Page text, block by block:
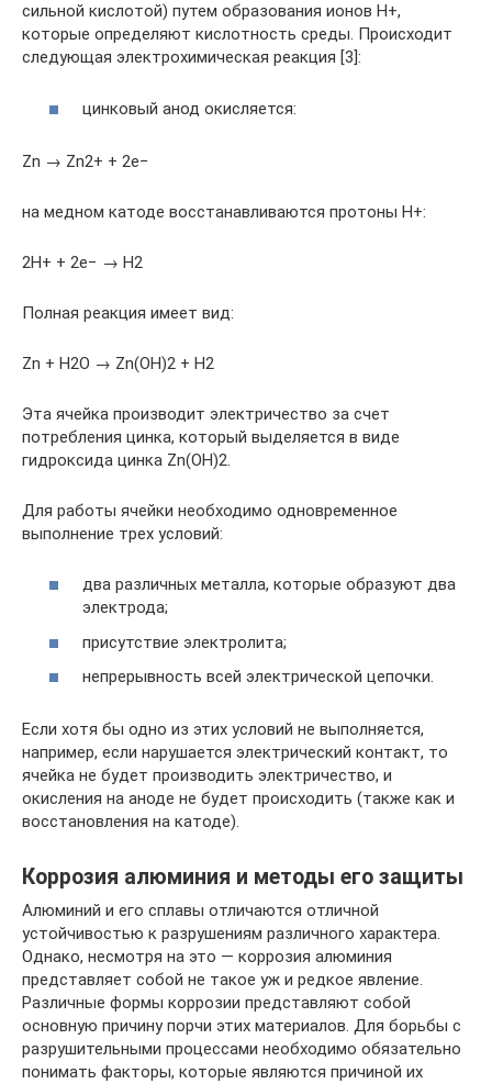
сильной кислотой) путем образования ионов Н+,
которые определяют кислотность среды. Происходит
следующая электрохимическая реакция [3]:
цинковый анод окисляется:
Zn → Zn2+ + 2e−
на медном катоде восстанавливаются протоны Н+:
2Н+ + 2e− → Н2
Полная реакция имеет вид:
Zn + H2O → Zn(OH)2 + H2
Эта ячейка производит электричество за счет
потребления цинка, который выделяется в виде
гидроксида цинка Zn(OH)2.
Для работы ячейки необходимо одновременное
выполнение трех условий:
два различных металла, которые образуют два
электрода;
присутствие электролита;
непрерывность всей электрической цепочки.
Если хотя бы одно из этих условий не выполняется,
например, если нарушается электрический контакт, то
ячейка не будет производить электричество, и
окисления на аноде не будет происходить (также как и
восстановления на катоде).
Коррозия алюминия и методы его защиты
Алюминий и его сплавы отличаются отличной
устойчивостью к разрушениям различного характера.
Однако, несмотря на это — коррозия алюминия
представляет собой не такое уж и редкое явление.
Различные формы коррозии представляют собой
основную причину порчи этих материалов. Для борьбы с
разрушительными процессами необходимо обязательно
понимать факторы, которые являются причиной их